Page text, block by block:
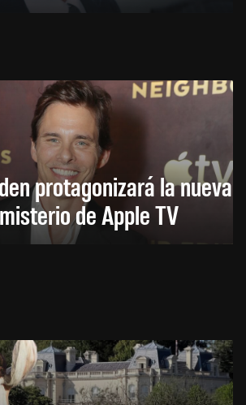
protagonizará la nueva
de Apple TV